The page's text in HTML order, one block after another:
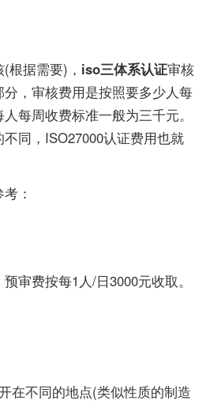
根据需要)， iso三体系认证审核
，审核费用是按照要多少人每
每周收费标准一般为三千元。
同，ISO27000认证费用也就
：
审费按每1人/日3000元收取。
在不同的地点(类似性质的制造